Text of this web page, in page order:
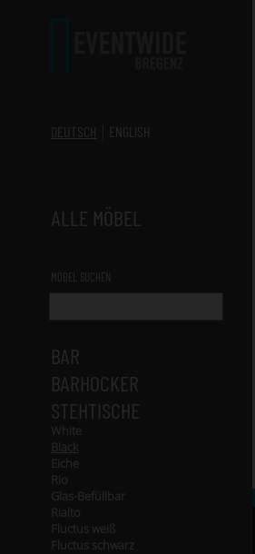
DEUTSCH ENGLISH
ALLE MÖBEL
MÖBEL SUCHEN
BAR
BARHOCKER
STEHTISCHE
White
Black
Eiche
Rio
Glas-Befüllbar
Rialto
Fluctus weiß
Fluctus schwarz